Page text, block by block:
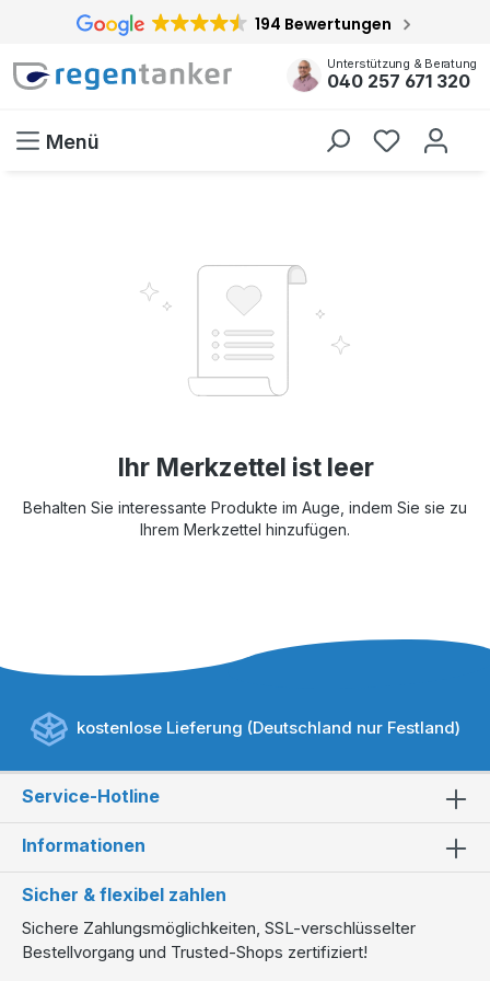
springen 194 Bewertungen
Unterstützung & Beratung
040 257 671 320
Menü
Ihr Merkzettel ist leer
Behalten Sie interessante Produkte im Auge, indem Sie sie zu
Ihrem Merkzettel hinzufügen.
kostenlose Lieferung (Deutschland nur Festland)
Service-Hotline
Informationen
Sicher & flexibel zahlen
Sichere Zahlungsmöglichkeiten, SSL-verschlüsselter
Bestellvorgang und Trusted-Shops zertifiziert!